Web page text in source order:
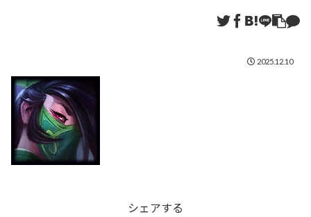
2025.12.10
シェアする